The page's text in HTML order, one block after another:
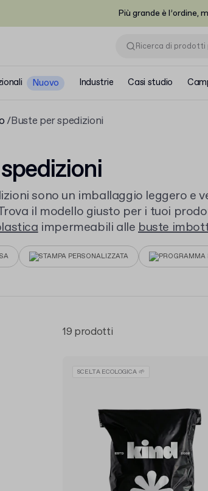
Più grande è l’ordine,
Nuovo Industrie Casi studio
Buste per spedizioni
sono un imballaggio leggero e
il modello giusto per i tuoi
impermeabili allebuste
più fragili. Spedisci in modo
STAMPA PERSONALIZZATA PROGRAMMA
19 prodotti
SCELTA ECOLOGICA 🌱